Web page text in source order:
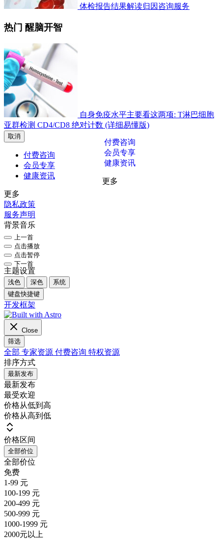
体检报告结果解读归因咨询服务
热门 醒脑开智
自身免疫水平主要看这两项: T淋巴细胞
亚群检测 CD4/CD8 绝对计数 (详细易懂版)
取消
付费咨询
付费咨询
会员专享
会员专享
健康资讯
健康资讯
更多
更多
隐私政策
服务声明
背景音乐
上一首
点击播放
点击暂停
下一首
主题设置
浅色 深色
系统
键盘快捷键
开发框架
Close
筛选
全部 专家资源 付费咨询 特权资源
排序方式
最新发布
最新发布
最受欢迎
价格从低到高
价格从高到低
价格区间
全部价位
全部价位
免费
1-99 元
100-199 元
200-499 元
500-999 元
1000-1999 元
2000元以上